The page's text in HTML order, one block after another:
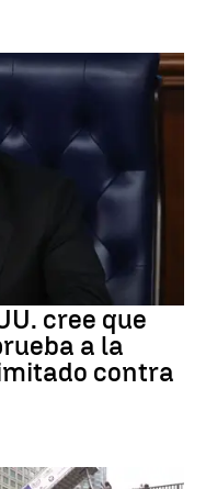
cree que
a la
contra